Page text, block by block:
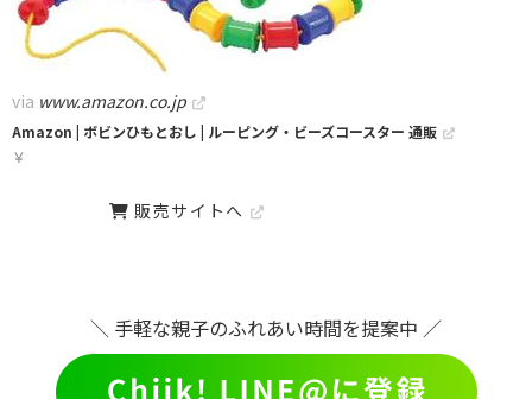
via www.amazon.co.jp
Amazon | ボビンひもとおし | ルーピング・ビーズコースター 通販
￥
販売サイトへ
＼ 手軽な親子のふれあい時間を提案中 ／